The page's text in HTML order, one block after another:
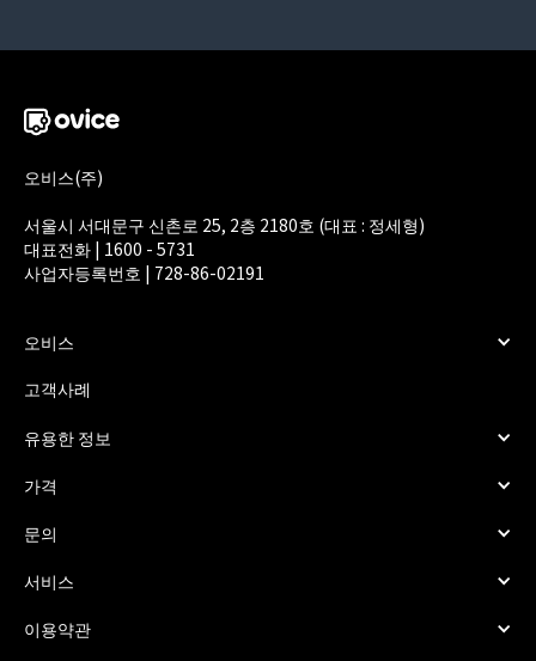
오비스(주)
서울시 서대문구 신촌로 25, 2층 2180호 (대표 : 정세형)
대표전화 | 1600 - 5731
사업자등록번호 | 728-86-02191
오비스
고객사례
유용한 정보
가격
문의
서비스
이용약관